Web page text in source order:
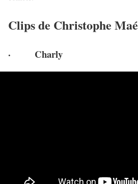
Clips de Christophe Maé
· Charly